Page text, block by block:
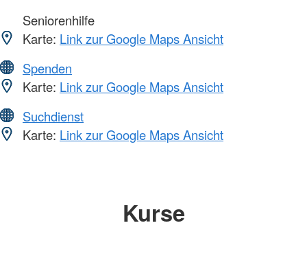
Seniorenhilfe
Karte: Link zur Google Maps Ansicht
Spenden
Karte: Link zur Google Maps Ansicht
Suchdienst
Karte: Link zur Google Maps Ansicht
Kurse